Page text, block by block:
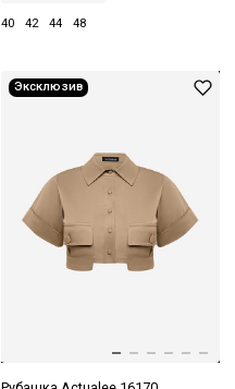
40 42 44 48
Эксклюзив